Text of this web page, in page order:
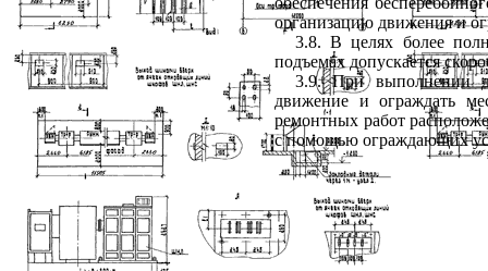
организацию движения и
3.8. В целях более
подъемах допускается
3.9. При выполнении
движение и ограждать
ремонтных работ
с помощью ограждающих